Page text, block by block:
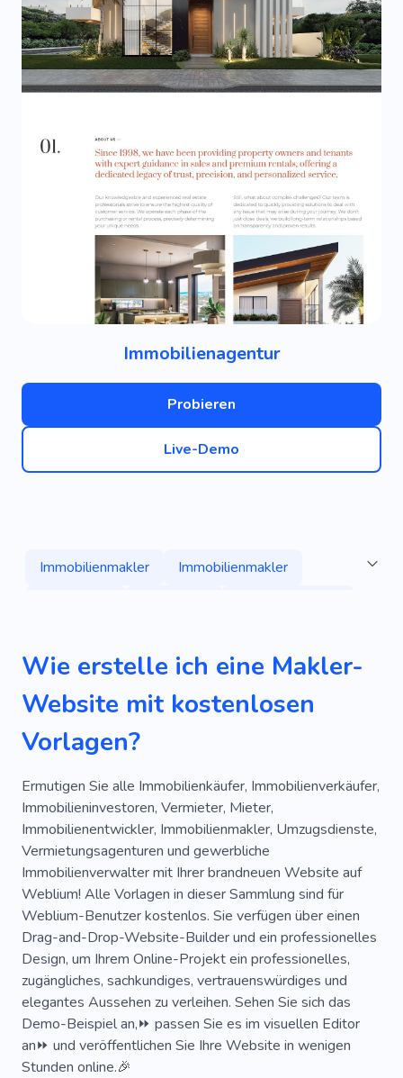
Immobilienagentur
Probieren
Live-Demo
Immobilienmakler
Immobilienmakler
Familie
Hypothek Gehäuse
Wohnort
Mieter
Verkäufe
Akademie
Immobilienentwicklung
Akademie
Vermieter Komplex
Hotel
Garten
Nachbarschaft Gebiet
Bezirk
Bungalow
Reparieren
Dienstleistungen
Hütte
Agentur Akademie Nevada
Wie erstelle ich eine Makler-
Website mit kostenlosen
Vorlagen?
Ermutigen Sie alle Immobilienkäufer, Immobilienverkäufer,
Immobilieninvestoren, Vermieter, Mieter,
Immobilienentwickler, Immobilienmakler, Umzugsdienste,
Vermietungsagenturen und gewerbliche
Immobilienverwalter mit Ihrer brandneuen Website auf
Weblium! Alle Vorlagen in dieser Sammlung sind für
Weblium-Benutzer kostenlos. Sie verfügen über einen
Drag-and-Drop-Website-Builder und ein professionelles
Design, um Ihrem Online-Projekt ein professionelles,
zugängliches, sachkundiges, vertrauenswürdiges und
elegantes Aussehen zu verleihen. Sehen Sie sich das
Demo-Beispiel an,⏩ passen Sie es im visuellen Editor
an⏩ und veröffentlichen Sie Ihre Website in wenigen
Stunden online.🎉